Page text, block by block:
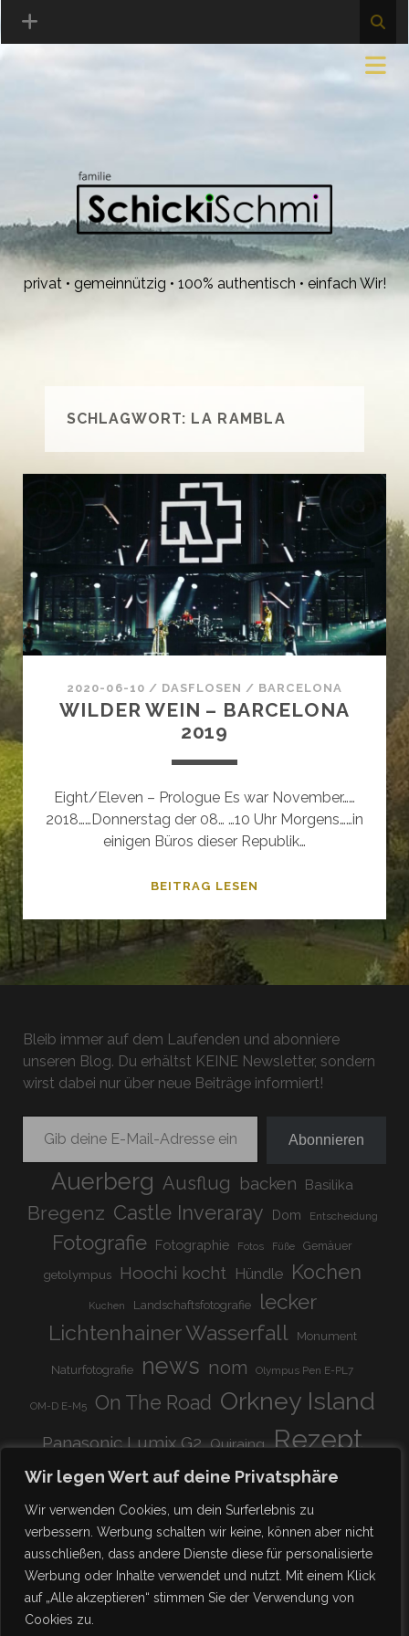
Wir legen Wert auf deine Privatsphäre
Wir verwenden Cookies, um dein Surferlebnis zu
verbessern. Werbung schalten wir keine, können aber nicht
ausschließen, dass andere Dienste diese für personalisierte
Werbung oder Inhalte verwendet und nutzt. Mit einem Klick
auf „Alle akzeptieren“ stimmen Sie der Verwendung von
Cookies zu.
privat • gemeinnützig • 100% authentisch • einfach Wir!
SCHLAGWORT: LA RAMBLA
2020-06-10 / DASFLOSEN / BARCELONA
WILDER WEIN – BARCELONA
2019
Eight/Eleven – Prologue Es war November……
2018……Donnerstag der 08… …10 Uhr Morgens……in
einigen Büros dieser Republik…
BEITRAG LESEN
BARCELONA
2019
Bleib immer auf dem Laufenden und abonniere
unseren Blog. Du erhältst KEINE Newsletter, sondern
wirst dabei nur über neue Beiträge informiert!
Gib deine E-Mail-Adresse ein ...
Abonnieren
Auerberg Ausflug backen Basilika
Bregenz Castle Inveraray Dom Entscheidung
Fotografie Fotographie Fotos Füße Gemäuer
getolympus Hoochi kocht Hündle Kochen
Kuchen Landschaftsfotografie lecker
Lichtenhainer Wasserfall Monument
Naturfotografie news nom Olympus Pen E-PL7
OM-D E-M5 On The Road Orkney Island
Panasonic Lumix G2 Quiraing Rezept
Rundreise schnell & einfach Scotland
Stadion super lecker Systemkamera
vegetarisch Viadukt weitnau woooohoooo!!!!
zu Hause ♥